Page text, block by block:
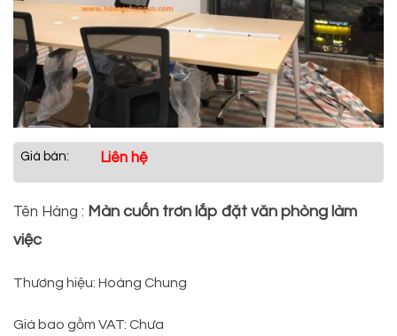
Giá bán: Liên hệ
Tên Hàng : Màn cuốn trơn lắp đặt văn phòng làm
việc
Thương hiệu: Hoàng Chung
Giá bao gồm VAT: Chưa